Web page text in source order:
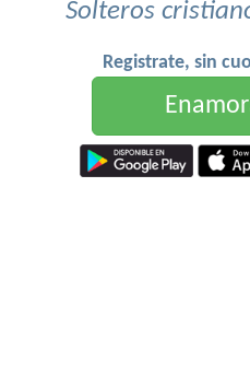
Solteros
Registrate, sin